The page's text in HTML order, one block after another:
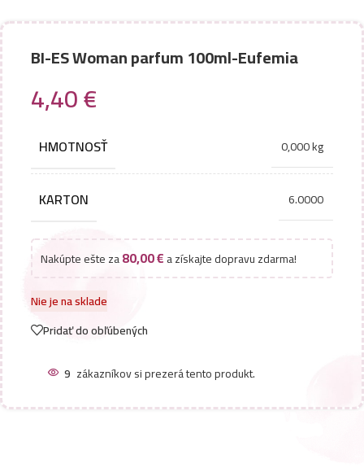
BI-ES Woman parfum 100ml-Eufemia
4,40€
HMOTNOSŤ 0,000 kg
KARTON 6.0000
Nakúpte ešte za80,00€a získajte dopravu zdarma!
Nie je na sklade
Pridať do obľúbených
9 zákazníkov si prezerá tento produkt.